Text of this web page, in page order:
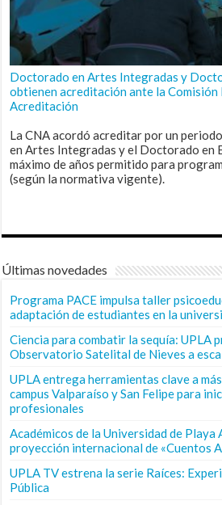
Doctorado en Artes Integradas y
obtienen acreditación ante la Comisión
Acreditación
La CNA acordó acreditar por un
en Artes Integradas y el Doctorado en
máximo de años permitido para
(según la normativa vigente).
Últimas novedades
Programa PACE impulsa taller
adaptación de estudiantes en la
Ciencia para combatir la sequía: UPLA
Observatorio Satelital de Nieves a
UPLA entrega herramientas clave a
campus Valparaíso y San Felipe para
profesionales
Académicos de la Universidad de
proyección internacional de «Cuentos
UPLA TV estrena la serie Raíces:
Pública